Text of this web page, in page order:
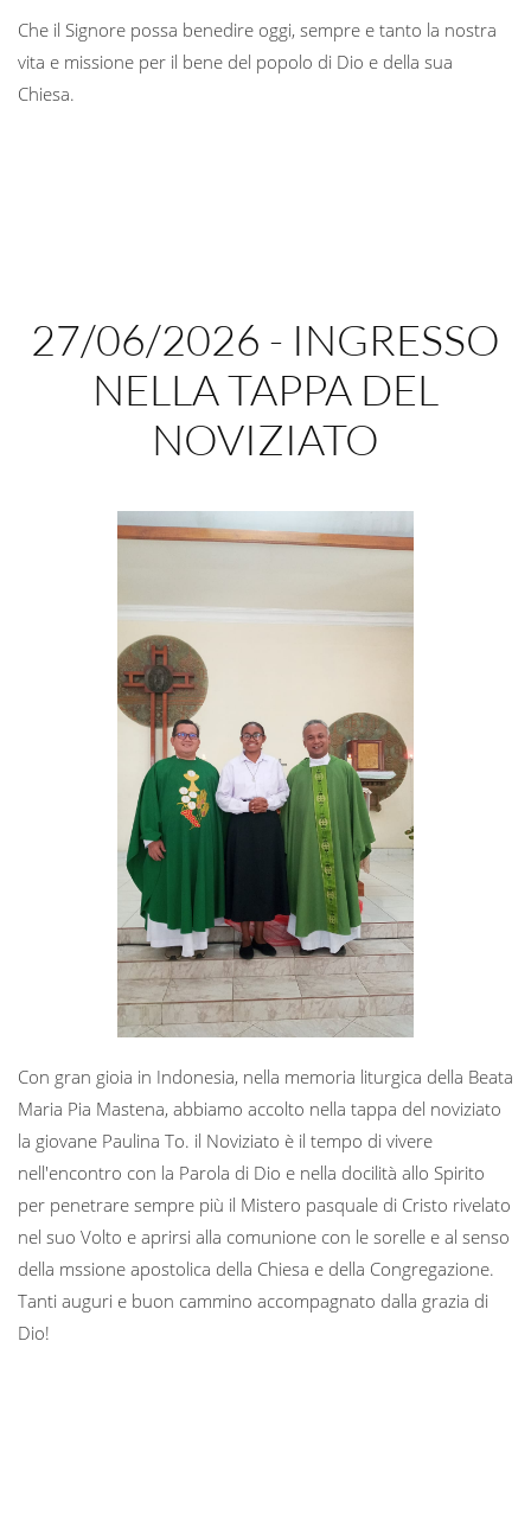
Che il Signore possa benedire oggi, sempre e tanto la nostra
vita e missione per il bene del popolo di Dio e della sua
Chiesa.
27/06/2026 - INGRESSO
NELLA TAPPA DEL
NOVIZIATO
Con gran gioia in Indonesia, nella memoria liturgica della Beata
Maria Pia Mastena, abbiamo accolto nella tappa del noviziato
la giovane Paulina To. il Noviziato è il tempo di vivere
nell'encontro con la Parola di Dio e nella docilità allo Spirito
per penetrare sempre più il Mistero pasquale di Cristo rivelato
nel suo Volto e aprirsi alla comunione con le sorelle e al senso
della mssione apostolica della Chiesa e della Congregazione.
Tanti auguri e buon cammino accompagnato dalla grazia di
Dio!